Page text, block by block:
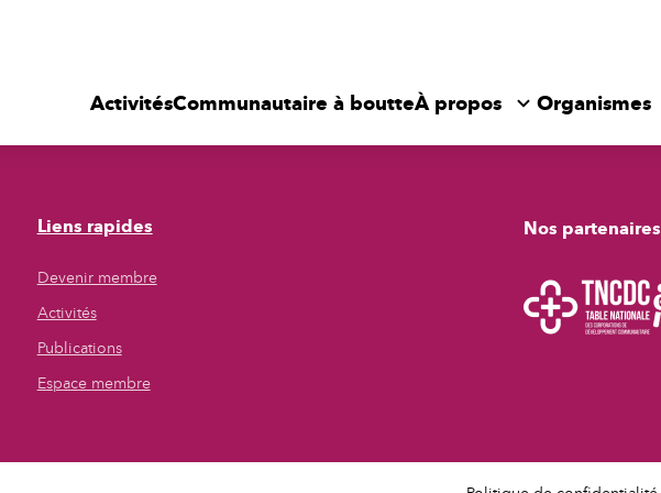
ActivitésCommunautaire à boutteÀ propos
Ouvrir/Fermer
le
Organismes
Ouvrir/Fermer
le
Liens rapides
Devenir membre
Activités
Publications
Espace membre
Nos partenaires